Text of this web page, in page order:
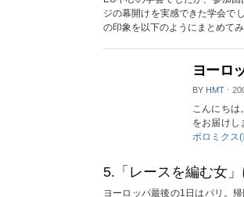
ジの幕開けを実感できた学会で
の印象を以下のようにまとめて
ヨーロ
BY HMT ⋅
こんにち
をお届けし
ボロミクス
5.「レースを編む女
ヨーロッパ最後の1日はパリ。